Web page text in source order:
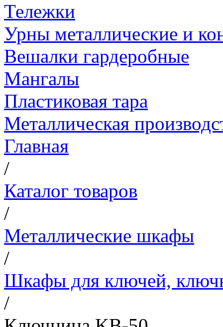
Тележки
Урны металлические и
Вешалки гардеробные
Мангалы
Пластиковая тара
Металлическая
Главная
/
Каталог товаров
/
Металлические шкафы
/
Шкафы для ключей,
/